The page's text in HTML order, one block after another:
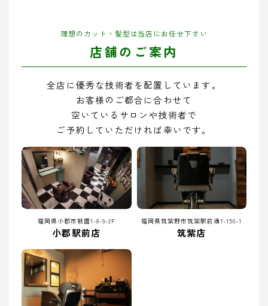
理想のカット・髪型は当店にお任せ下さい
店舗のご案内
全店に優秀な技術者を配置しています。
お客様のご都合に合わせて
空いているサロンや技術者で
ご予約していただければ幸いです。
福岡県小郡市祇園1-8-9-2F
小郡駅前店
福岡県筑紫野市筑紫駅前通1-150-1
筑紫店